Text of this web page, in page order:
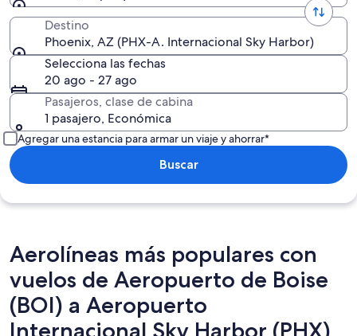
Destino
Phoenix, AZ (PHX-A. Internacional Sky Harbor)
Selecciona las fechas
20 ago - 27 ago
Pasajeros, clase de cabina
1 pasajero, Económica
Agregar una estancia para armar un viaje y ahorrar*
Buscar
Aerolíneas más populares con
vuelos de Aeropuerto de Boise
(BOI) a Aeropuerto
Internacional Sky Harbor (PHX)